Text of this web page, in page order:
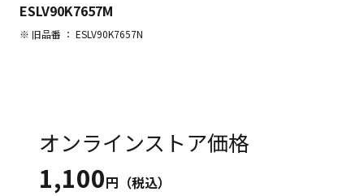
ESLV90K7657M
※ 旧品番 ： ESLV90K7657N
オンラインストア価格
1,100円（税込）